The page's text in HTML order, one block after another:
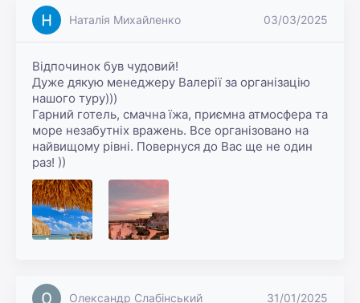
Наталія Михайленко 03/03/2025
Відпочинок був чудовий!
Дуже дякую менеджеру Валерії за організацію
нашого туру)))
Гарний готель, смачна їжа, приємна атмосфера та
море незабутніх вражень. Все організовано на
найвищому рівні. Повернуся до Вас ще не один
раз! ))
Олександр Слабінський 31/01/2025